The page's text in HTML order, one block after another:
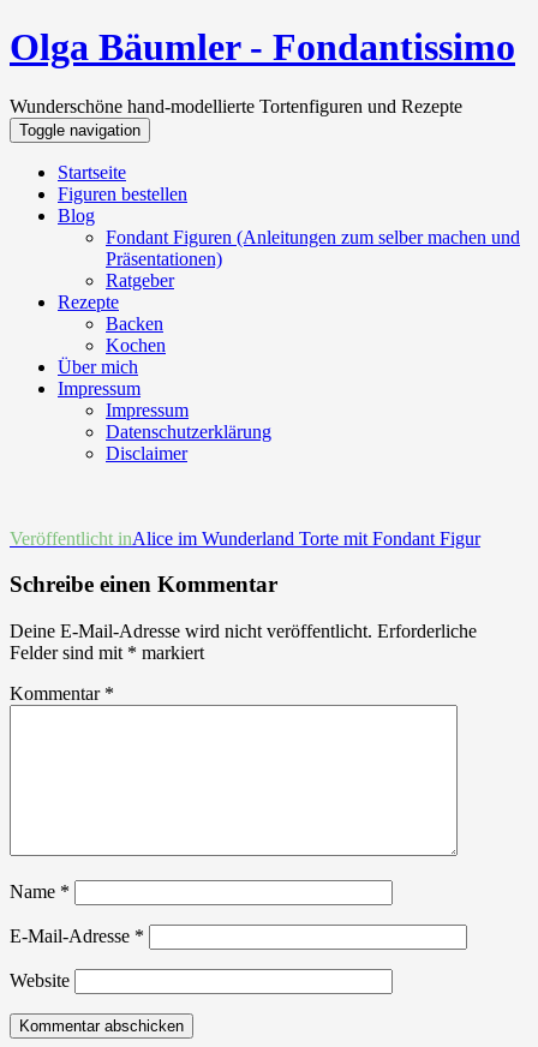
Olga Bäumler - Fondantissimo
Wunderschöne hand-modellierte Tortenfiguren und Rezepte
Toggle navigation
Startseite
Figuren bestellen
Blog
Fondant Figuren (Anleitungen zum selber machen und
Präsentationen)
Ratgeber
Rezepte
Backen
Kochen
Über mich
Impressum
Impressum
Datenschutzerklärung
Disclaimer
Beitrags-
Veröffentlicht inAlice im Wunderland Torte mit Fondant Figur
Schreibe einen Kommentar
Deine E-Mail-Adresse wird nicht veröffentlicht. Erforderliche
Felder sind mit * markiert
Kommentar *
Name *
E-Mail-Adresse *
Website